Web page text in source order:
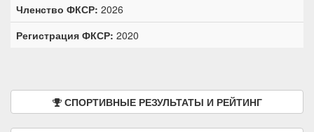
Членство ФКСР: 2026
Регистрация ФКСР: 2020
СПОРТИВНЫЕ РЕЗУЛЬТАТЫ И РЕЙТИНГ